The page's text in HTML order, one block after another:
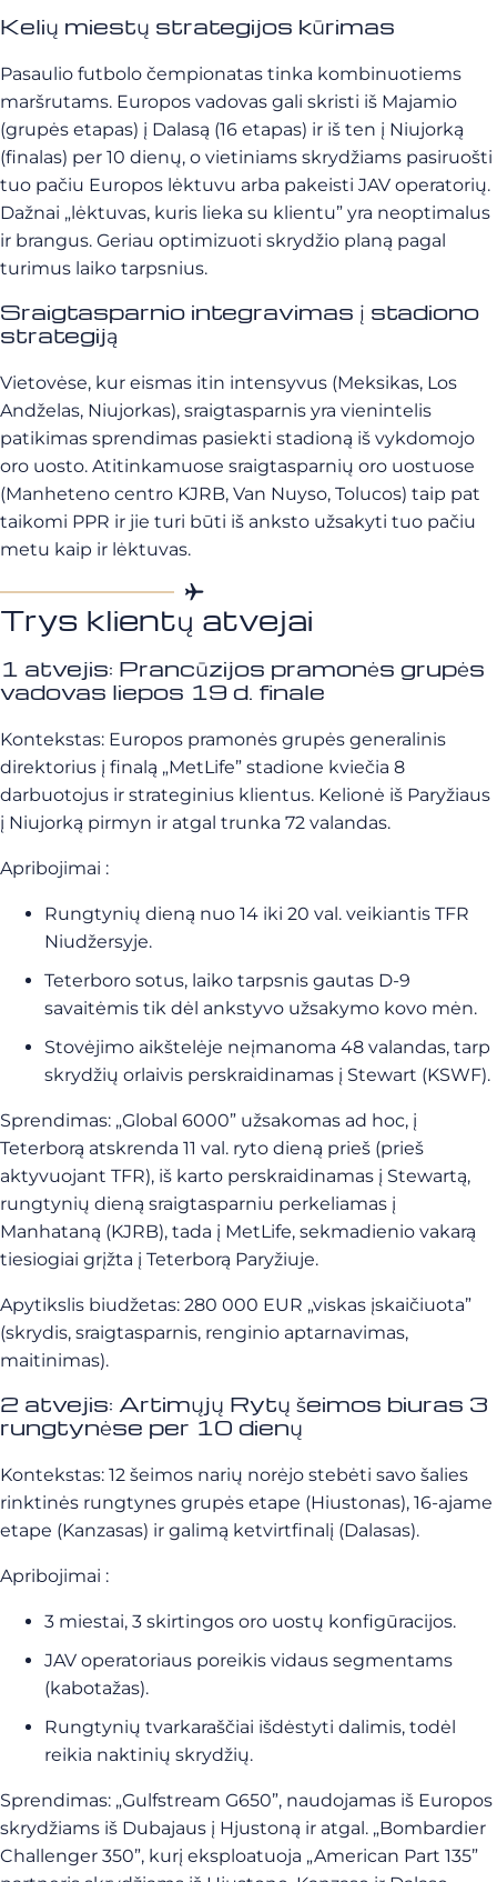
Kelių miestų strategijos kūrimas
Pasaulio futbolo čempionatas tinka kombinuotiems
maršrutams. Europos vadovas gali skristi iš Majamio
(grupės etapas) į Dalasą (16 etapas) ir iš ten į Niujorką
(finalas) per 10 dienų, o vietiniams skrydžiams pasiruošti
tuo pačiu Europos lėktuvu arba pakeisti JAV operatorių.
Dažnai „lėktuvas, kuris lieka su klientu” yra neoptimalus
ir brangus. Geriau optimizuoti skrydžio planą pagal
turimus laiko tarpsnius.
Sraigtasparnio integravimas į stadiono
strategiją
Vietovėse, kur eismas itin intensyvus (Meksikas, Los
Andželas, Niujorkas), sraigtasparnis yra vienintelis
patikimas sprendimas pasiekti stadioną iš vykdomojo
oro uosto. Atitinkamuose sraigtasparnių oro uostuose
(Manheteno centro KJRB, Van Nuyso, Tolucos) taip pat
taikomi PPR ir jie turi būti iš anksto užsakyti tuo pačiu
metu kaip ir lėktuvas.
Trys klientų atvejai
1 atvejis: Prancūzijos pramonės grupės
vadovas liepos 19 d. finale
Kontekstas: Europos pramonės grupės generalinis
direktorius į finalą „MetLife” stadione kviečia 8
darbuotojus ir strateginius klientus. Kelionė iš Paryžiaus
į Niujorką pirmyn ir atgal trunka 72 valandas.
Apribojimai :
Rungtynių dieną nuo 14 iki 20 val. veikiantis TFR
Niudžersyje.
Teterboro sotus, laiko tarpsnis gautas D-9
savaitėmis tik dėl ankstyvo užsakymo kovo mėn.
Stovėjimo aikštelėje neįmanoma 48 valandas, tarp
skrydžių orlaivis perskraidinamas į Stewart (KSWF).
Sprendimas: „Global 6000” užsakomas ad hoc, į
Teterborą atskrenda 11 val. ryto dieną prieš (prieš
aktyvuojant TFR), iš karto perskraidinamas į Stewartą,
rungtynių dieną sraigtasparniu perkeliamas į
Manhataną (KJRB), tada į MetLife, sekmadienio vakarą
tiesiogiai grįžta į Teterborą Paryžiuje.
Apytikslis biudžetas: 280 000 EUR „viskas įskaičiuota”
(skrydis, sraigtasparnis, renginio aptarnavimas,
maitinimas).
2 atvejis: Artimųjų Rytų šeimos biuras 3
rungtynėse per 10 dienų
Kontekstas: 12 šeimos narių norėjo stebėti savo šalies
rinktinės rungtynes grupės etape (Hiustonas), 16-ajame
etape (Kanzasas) ir galimą ketvirtfinalį (Dalasas).
Apribojimai :
3 miestai, 3 skirtingos oro uostų konfigūracijos.
JAV operatoriaus poreikis vidaus segmentams
(kabotažas).
Rungtynių tvarkaraščiai išdėstyti dalimis, todėl
reikia naktinių skrydžių.
Sprendimas: „Gulfstream G650”, naudojamas iš Europos
skrydžiams iš Dubajaus į Hjustoną ir atgal. „Bombardier
Challenger 350”, kurį eksploatuoja „American Part 135”